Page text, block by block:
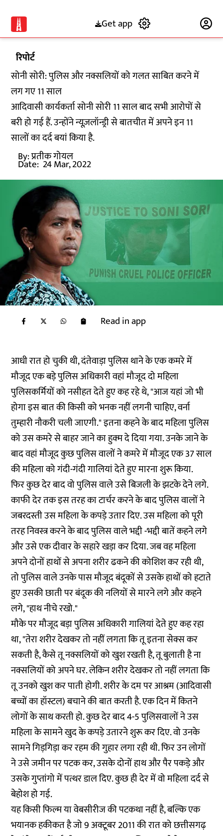
Get app
रिपोर्ट
सोनी सोरी: पुलिस और नक्सलियों को गलत साबित करने में
लग गए 11 साल
आदिवासी कार्यकर्ता सोनी सोरी 11 साल बाद सभी आरोपों से
बरी हो गई हैं. उन्होंने न्यूज़लॉन्ड्री से बातचीत में अपने इन 11
सालों का दर्द बयां किया है.
By:प्रतीक गोयल
Date: 24 Mar, 2022
Read in app
आधी रात हो चुकी थी, दंतेवाड़ा पुलिस थाने के एक कमरे में
मौजूद एक बड़े पुलिस अधिकारी वहां मौजूद दो महिला
पुलिसकर्मियों को नसीहत देते हुए कह रहे थे, "आज यहां जो भी
होगा इस बात की किसी को भनक नहीं लगनी चाहिए, वर्ना
तुम्हारी नौकरी चली जाएगी." इतना कहने के बाद महिला पुलिस
को उस कमरे से बाहर जाने का हुक्म दे दिया गया. उनके जाने के
बाद वहां मौजूद कुछ पुलिस वालों ने कमरे में मौजूद एक 37 साल
की महिला को गंदी-गंदी गालियां देते हुए मारना शुरू किया.
फिर कुछ देर बाद वो पुलिस वाले उसे बिजली के झटके देने लगे.
काफी देर तक इस तरह का टार्चर करने के बाद पुलिस वालों ने
जबरदस्ती उस महिला के कपड़े उतार दिए. उस महिला को पूरी
तरह निवस्त्र करने के बाद पुलिस वाले भद्दी -भद्दी बातें कहने लगे
और उसे एक दीवार के सहारे खड़ा कर दिया. जब वह महिला
अपने दोनों हाथों से अपना शरीर ढकने की कोशिश कर रही थी,
तो पुलिस वाले उनके पास मौजूद बंदूकों से उसके हाथों को हटाते
हुए उसकी छाती पर बंदूक की नलियों से मारने लगे और कहने
लगे, "हाथ नीचे रखो."
मौके पर मौजूद बड़ा पुलिस अधिकारी गालियां देते हुए कह रहा
था, "तेरा शरीर देखकर तो नहीं लगता कि तू इतना सेक्स कर
सकती है, कैसे तू नक्सलियों को खुश रखती है, तू बुलाती है ना
नक्सलियों को अपने घर. लेकिन शरीर देखकर तो नहीं लगता कि
तू उनको खुश कर पाती होगी. शरीर के दम पर आश्रम (आदिवासी
बच्चों का हॉस्टल) बचाने की बात करती है. एक दिन में कितने
लोगों के साथ करती हो. कुछ देर बाद 4-5 पुलिसवालों ने उस
महिला के सामने खुद के कपड़े उतारने शुरू कर दिए. वो उनके
सामने गिड़गिड़ा कर रहम की गुहार लगा रही थी. फिर उन लोगों
ने उसे जमीन पर पटक कर, उसके दोनों हाथ और पैर पकड़े और
उसके गुप्तांगो में पत्थर डाल दिए. कुछ ही देर में वो महिला दर्द से
बेहोश हो गई.
यह किसी फिल्म या वेबसीरीज की पटकथा नहीं है, बल्कि एक
भयानक हकीकत है जो 9 अक्टूबर 2011 की रात को छत्तीसगढ़